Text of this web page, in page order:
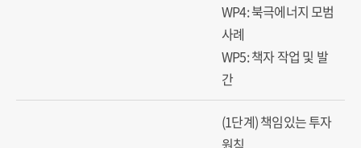
WP4: 북극에너지 모범
사례
WP5: 책자 작업 및 발
간
(1단계) 책임있는 투자
원칙